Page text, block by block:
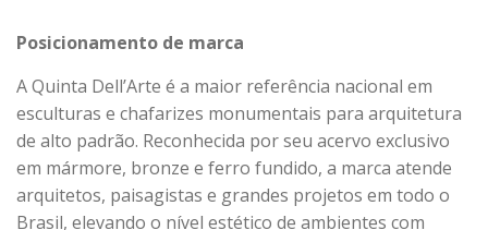
Posicionamento de marca
A Quinta Dell’Arte é a maior referência nacional em
esculturas e chafarizes monumentais para arquitetura
de alto padrão. Reconhecida por seu acervo exclusivo
em mármore, bronze e ferro fundido, a marca atende
arquitetos, paisagistas e grandes projetos em todo o
Brasil, elevando o nível estético de ambientes com